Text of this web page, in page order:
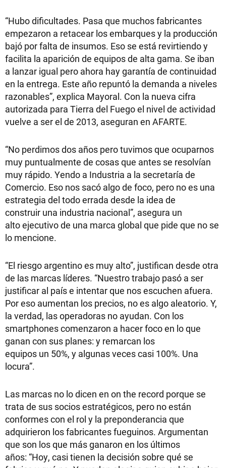
“Hubo dificultades. Pasa que muchos fabricantes
empezaron a retacear los embarques y la producción
bajó por falta de insumos. Eso se está revirtiendo y
facilita la aparición de equipos de alta gama. Se iban
a lanzar igual pero ahora hay garantía de continuidad
en la entrega. Este año repuntó la demanda a niveles
razonables”, explica Mayoral. Con la nueva cifra
autorizada para Tierra del Fuego el nivel de actividad
vuelve a ser el de 2013, aseguran en AFARTE.
“No perdimos dos años pero tuvimos que ocuparnos
muy puntualmente de cosas que antes se resolvían
muy rápido. Yendo a Industria a la secretaría de
Comercio. Eso nos sacó algo de foco, pero no es una
estrategia del todo errada desde la idea de
construir una industria nacional”, asegura un
alto ejecutivo de una marca global que pide que no se
lo mencione.
“El riesgo argentino es muy alto”, justifican desde otra
de las marcas líderes. “Nuestro trabajo pasó a ser
justificar al país e intentar que nos escuchen afuera.
Por eso aumentan los precios, no es algo aleatorio. Y,
la verdad, las operadoras no ayudan. Con los
smartphones comenzaron a hacer foco en lo que
ganan con sus planes: y remarcan los
equipos un 50%, y algunas veces casi 100%. Una
locura”.
Las marcas no lo dicen en on the record porque se
trata de sus socios estratégicos, pero no están
conformes con el rol y la preponderancia que
adquirieron los fabricantes fueguinos. Argumentan
que son los que más ganaron en los últimos
años: “Hoy, casi tienen la decisión sobre qué se